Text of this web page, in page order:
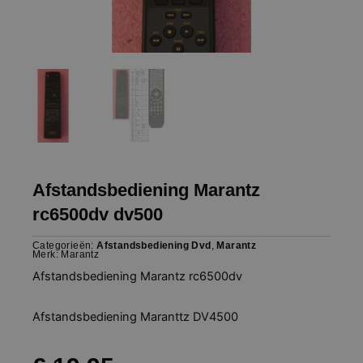
Afstandsbediening Marantz
rc6500dv dv500
Categorieën: Afstandsbediening Dvd ,Marantz
Merk: Marantz
Afstandsbediening Marantz rc6500dv
Afstandsbediening Maranttz DV4500